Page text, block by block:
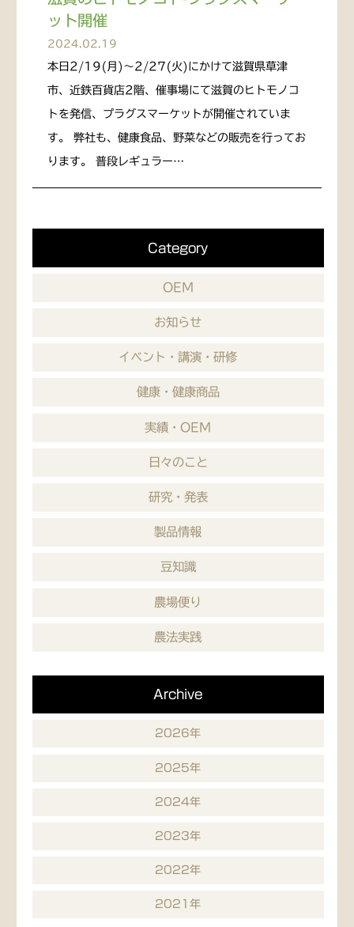
ット開催
2024.02.19
本日2/19(月)〜2/27(火)にかけて滋賀県草津
市、近鉄百貨店2階、催事場にて滋賀のヒトモノコ
トを発信、プラグスマーケットが開催されていま
す。 弊社も、健康食品、野菜などの販売を行ってお
ります。 普段レギュラー…
Category
OEM
お知らせ
イベント・講演・研修
健康・健康商品
実績・OEM
日々のこと
研究・発表
製品情報
豆知識
農場便り
農法実践
Archive
2026年
2025年
2024年
2023年
2022年
2021年